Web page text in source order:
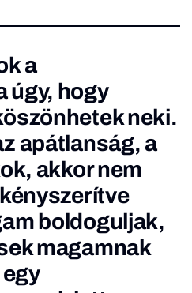
a
úgy, hogy
neki.
apátlanság, a
akkor nem
boldoguljak,
magamnak